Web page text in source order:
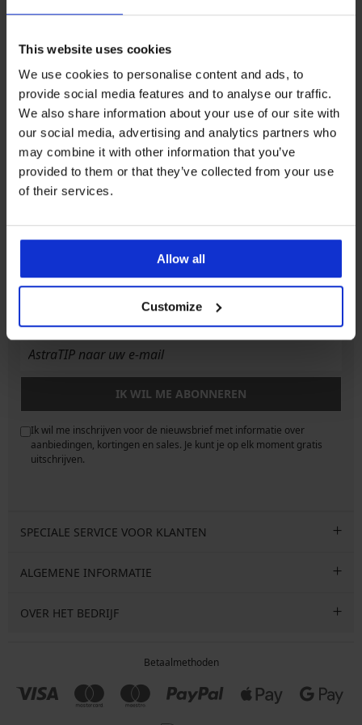
This website uses cookies
We use cookies to personalise content and ads, to
provide social media features and to analyse our traffic.
We also share information about your use of our site with
our social media, advertising and analytics partners who
may combine it with other information that you’ve
provided to them or that they’ve collected from your use
of their services.
Allow all
Customize
5% van de aankoop Kopen zonder risico
Voordelige
verzendkosten
Slimme maattabel
Klantenservice
info@astratex.nl
Newsletter
IK WIL ME ABONNEREN
Ik wil me inschrijven voor de nieuwsbrief met informatie over
aanbiedingen, kortingen en sales. Je kunt je op elk moment gratis
uitschrijven.
SPECIALE SERVICE VOOR KLANTEN
ALGEMENE INFORMATIE
OVER HET BEDRIJF
Betaalmethoden